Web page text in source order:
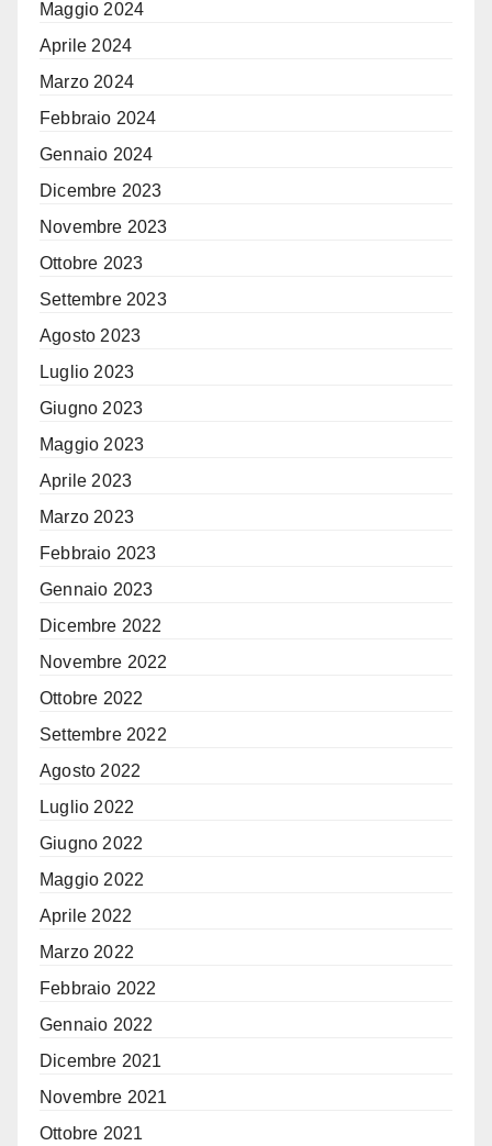
Maggio 2024
Aprile 2024
Marzo 2024
Febbraio 2024
Gennaio 2024
Dicembre 2023
Novembre 2023
Ottobre 2023
Settembre 2023
Agosto 2023
Luglio 2023
Giugno 2023
Maggio 2023
Aprile 2023
Marzo 2023
Febbraio 2023
Gennaio 2023
Dicembre 2022
Novembre 2022
Ottobre 2022
Settembre 2022
Agosto 2022
Luglio 2022
Giugno 2022
Maggio 2022
Aprile 2022
Marzo 2022
Febbraio 2022
Gennaio 2022
Dicembre 2021
Novembre 2021
Ottobre 2021